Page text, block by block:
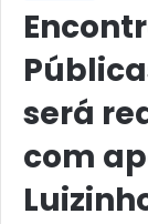
será
com